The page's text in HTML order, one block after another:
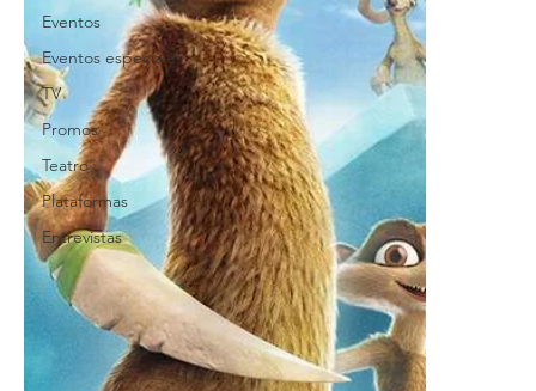
Eventos
Eventos especiales
TV
Promos
Teatro
Plataformas
Entrevistas